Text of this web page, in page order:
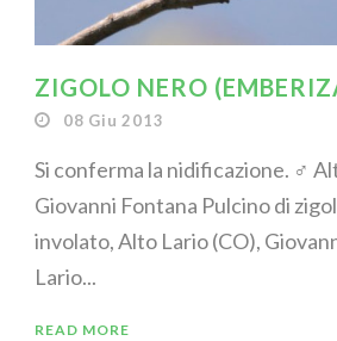
ZIGOLO NERO
08 Giu 2013
Si conferma la nidificazione. ♂
Giovanni Fontana Pulcino di
involato, Alto Lario (CO),
Lario...
READ MORE